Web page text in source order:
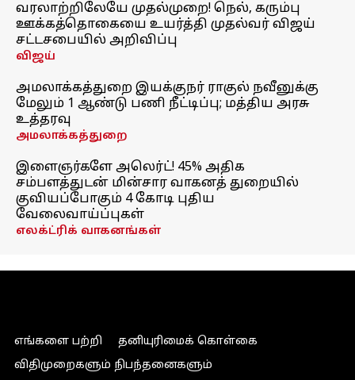
வரலாற்றிலேயே முதல்முறை! நெல், கரும்பு
ஊக்கத்தொகையை உயர்த்தி முதல்வர் விஜய்
சட்டசபையில் அறிவிப்பு
விஜய்
அமலாக்கத்துறை இயக்குநர் ராகுல் நவீனுக்கு
மேலும் 1 ஆண்டு பணி நீட்டிப்பு; மத்திய அரசு
உத்தரவு
அமலாக்கத்துறை
இளைஞர்களே அலெர்ட்! 45% அதிக
சம்பளத்துடன் மின்சார வாகனத் துறையில்
குவியப்போகும் 4 கோடி புதிய
வேலைவாய்ப்புகள்
எலக்ட்ரிக் வாகனங்கள்
எங்களை பற்றி
தனியுரிமைக் கொள்கை
விதிமுறைகளும் நிபந்தனைகளும்